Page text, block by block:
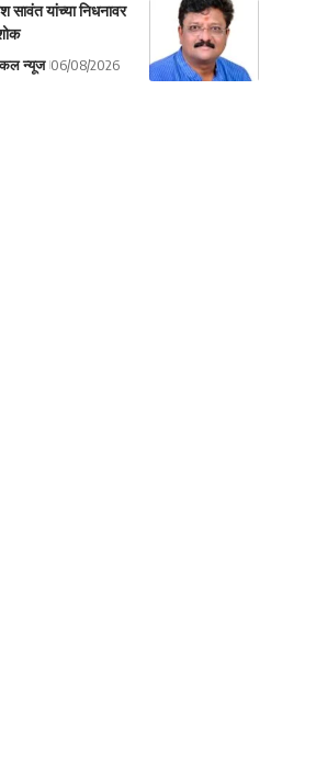
सावंत यांच्या निधनावर
न्यूज 06/08/2026